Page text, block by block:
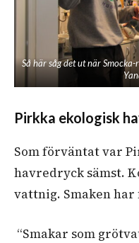
Så här såg det ut när
Pirkka ekologisk
Som förväntat var
havredryck sämst.
vattnig. Smaken
“Smakar som